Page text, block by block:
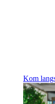
Kom